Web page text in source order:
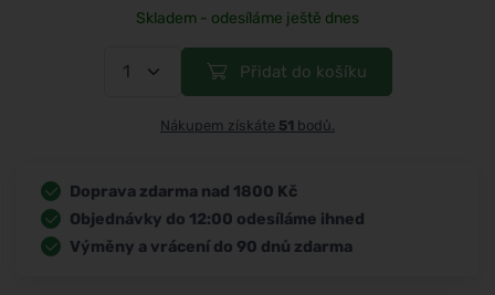
Skladem - odesíláme ještě dnes
Přidat do košíku
Nákupem získáte 51 bodů.
Doprava zdarma nad 1800 Kč
Objednávky do 12:00 odesíláme ihned
Výměny a vrácení do 90 dnů zdarma